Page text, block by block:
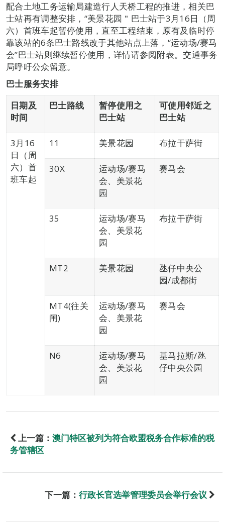
配合土地工务运输局建造行人天桥工程的推进，相关巴
士站再有调整安排，“美景花园＂巴士站于3月16日（周
六）首班车起暂停使用，直至工程结束，原有及临时停
靠该站的6条巴士路线改于其他站点上落，“运动场/赛马
会”巴士站则继续暂停使用，详情请参阅附表。交通事务
局呼吁公众留意。
巴士服务安排
日期及
时间
巴士路线
暂停使用之
巴士站
可使用邻近之
巴士站
3月16
日（周
六）首
班车起
11 美景花园 布拉干萨街
30X
运动场/赛马
会、美景花
园
赛马会
35
运动场/赛马
会、美景花
园
布拉干萨街
MT2 美景花园
氹仔中央公
园/成都街
MT4(往关
闸)
运动场/赛马
会、美景花
园
赛马会
N6
运动场/赛马
会、美景花
园
基马拉斯/氹
仔中央公园
上一篇： 澳门特区被列为符合欧盟税务合作标准的税
务管辖区
下一篇： 行政长官选举管理委员会举行会议